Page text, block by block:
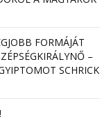
FORMÁJÁT
–
SCHRICK